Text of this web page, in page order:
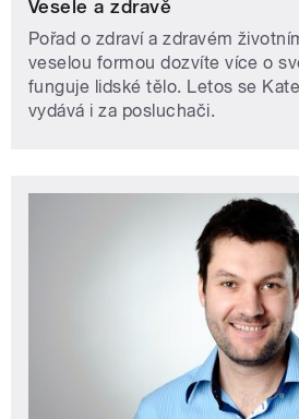
Vesele a zdravě
Pořad o zdraví a zdravém
veselou formou dozvíte více o
funguje lidské tělo. Letos se
vydává i za posluchači.